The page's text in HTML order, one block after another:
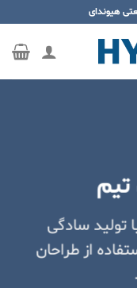
هیوندای
تولید سادگی
از طراحان